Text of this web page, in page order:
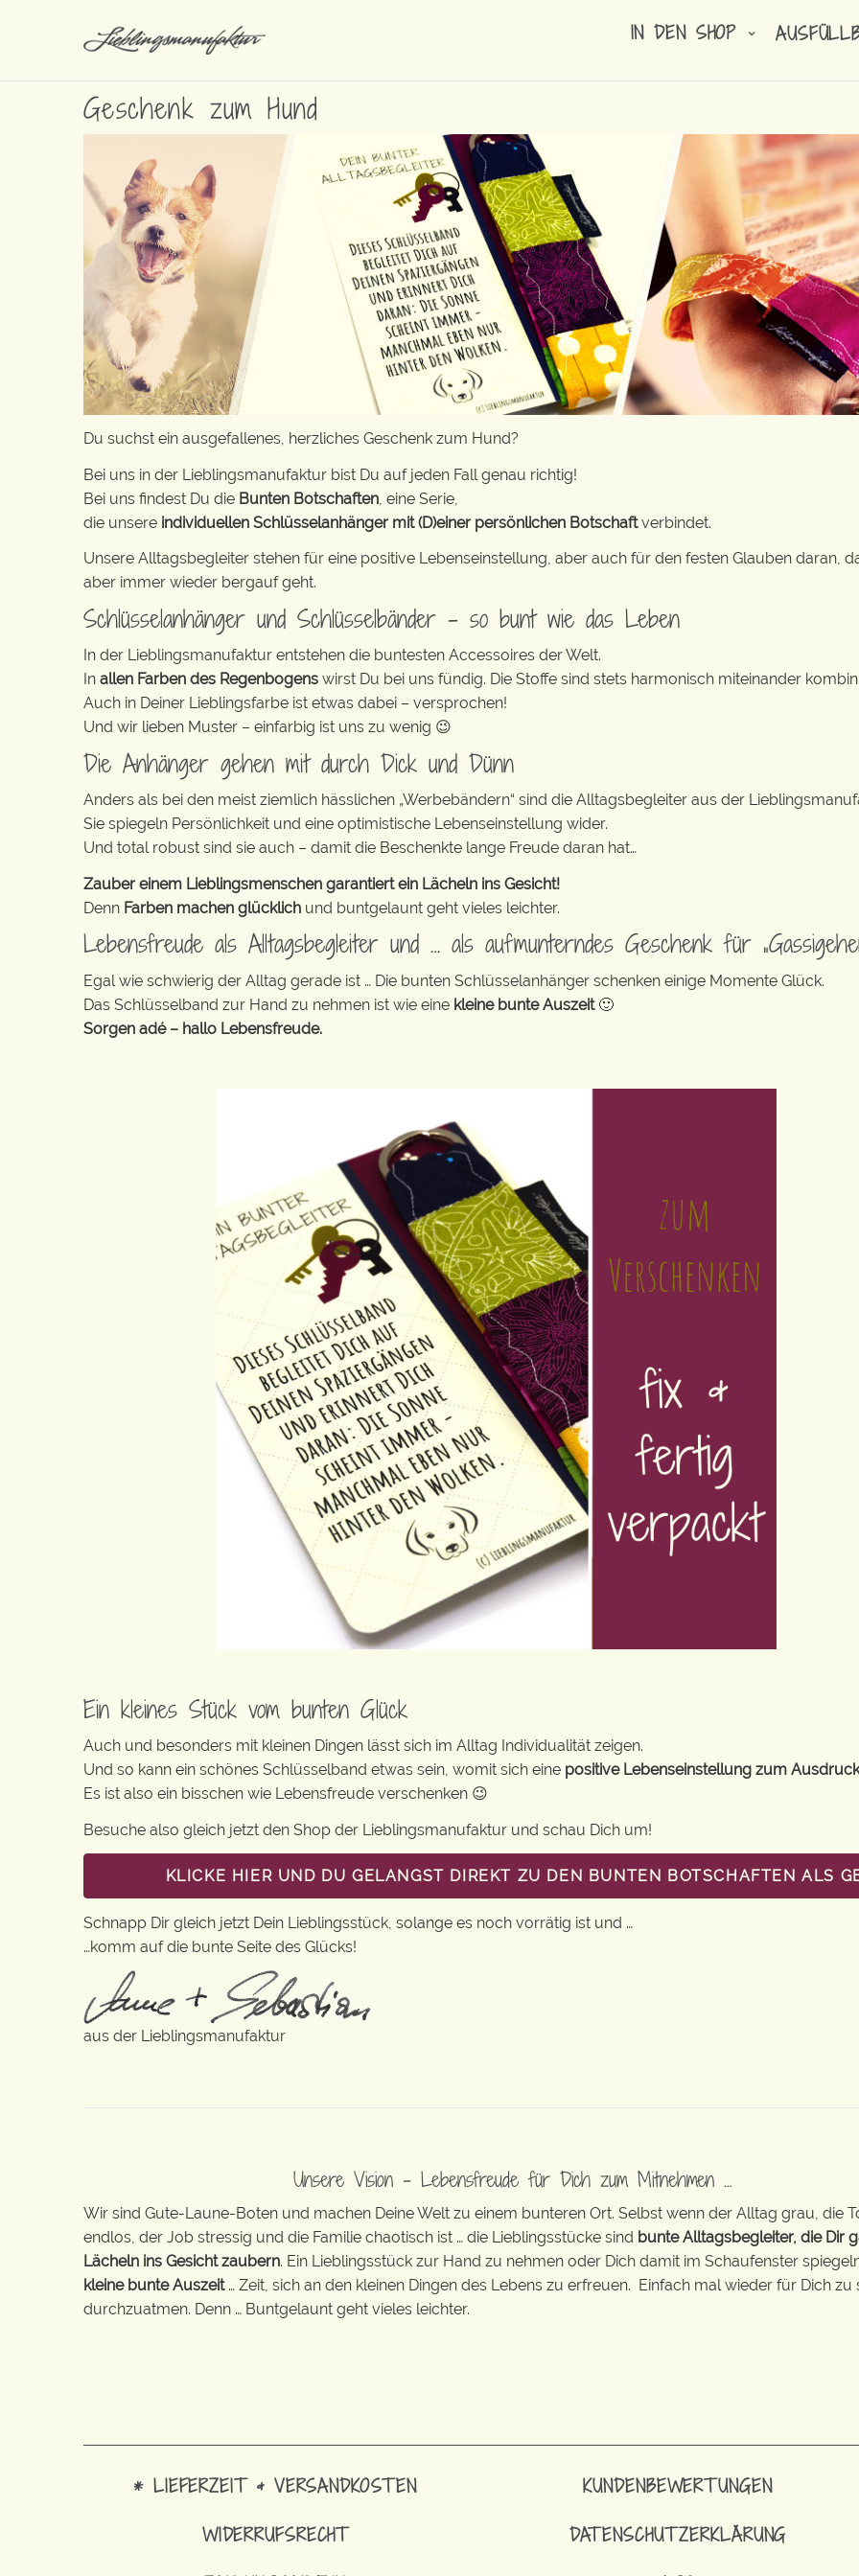
IN DEN SHOP
Geschenk zum Hund
Du suchst ein ausgefallenes, herzliches Geschenk zum Hund?
Bei uns in der Lieblingsmanufaktur bist Du auf jeden Fall genau richtig!
Bei uns findest Du die Bunten Botschaften , eine Serie,
die unsere individuellen Schlüsselanhänger mit (D)einer persönlichen Botschaftverbindet.
Unsere Alltagsbegleiter stehen für eine positive Lebenseinstellung, aber auch für den festen Glauben daran,
aber immer wieder bergauf geht.
Schlüsselanhänger und Schlüsselbänder – so bunt wie das Leben
In der Lieblingsmanufaktur entstehen die buntesten Accessoires der Welt.
In allen Farben des Regenbogens wirst Du bei uns fündig. Die Stoffe sind stets harmonisch miteinander
Auch in Deiner Lieblingsfarbe ist etwas dabei – versprochen!
Und wir lieben Muster – einfarbig ist uns zu wenig 😉
Die Anhänger gehen mit durch Dick und Dünn
Anders als bei den meist ziemlich hässlichen „Werbebändern“ sind die Alltagsbegleiter aus der
Sie spiegeln Persönlichkeit und eine optimistische Lebenseinstellung wider.
Und total robust sind sie auch – damit die Beschenkte lange Freude daran hat…
Zauber einem Lieblingsmenschen garantiert ein Lächeln ins Gesicht!
Denn Farben machen glücklich und buntgelaunt geht vieles leichter.
Lebensfreude als Alltagsbegleiter und … als aufmunterndes Geschenk für
Egal wie schwierig der Alltag gerade ist … Die bunten Schlüsselanhänger schenken einige Momente Glück.
Das Schlüsselband zur Hand zu nehmen ist wie eine kleine bunte Auszeit🙂
Sorgen adé – hallo Lebensfreude.
Ein kleines Stück vom bunten Glück
Auch und besonders mit kleinen Dingen lässt sich im Alltag Individualität zeigen.
Und so kann ein schönes Schlüsselband etwas sein, womit sich eine positive Lebenseinstellung zum
Es ist also ein bisschen wie Lebensfreude verschenken 😉
Besuche also gleich jetzt den Shop der Lieblingsmanufaktur und schau Dich um!
KLICKE HIER UND DU GELANGST DIREKT ZU DEN BUNTEN BOTSCHAFTEN ALS
Schnapp Dir gleich jetzt Dein Lieblingsstück, solange es noch vorrätig ist und …
…komm auf die bunte Seite des Glücks!
aus der Lieblingsmanufaktur
Unsere Vision – Lebensfreude für Dich zum Mitnehmen …
Wir sind Gute-Laune-Boten und machen Deine Welt zu einem bunteren Ort. Selbst wenn der Alltag grau, die
endlos, der Job stressig und die Familie chaotisch ist … die Lieblingsstücke sind bunte Alltagsbegleiter, die Dir
Lächeln ins Gesicht zaubern. Ein Lieblingsstück zur Hand zu nehmen oder Dich damit im Schaufenster
kleine bunte Auszeit… Zeit, sich an den kleinen Dingen des Lebens zu erfreuen. Einfach mal wieder für Dich zu
durchzuatmen. Denn … Buntgelaunt geht vieles leichter.
* LIEFERZEIT & VERSANDKOSTEN
WIDERRUFSRECHT
KUNDENBEWERTUNGEN
DATENSCHUTZERKLÄRUNG